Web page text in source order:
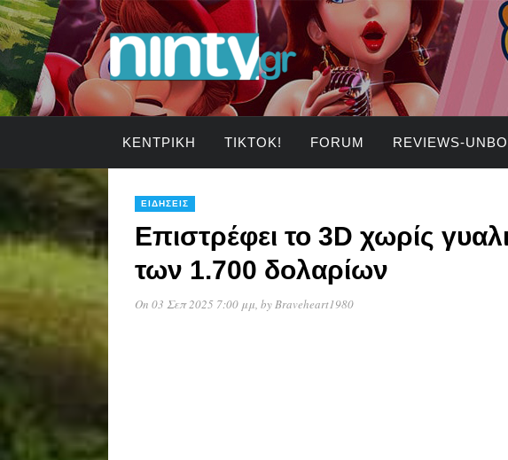
ΚΕΝΤΡΙΚΉ TIKTOK! FORUM REVIEWS-
ΕΙΔΉΣΕΙΣ
Επιστρέφει το 3D χωρίς
των 1.700 δολαρίων
On 03 Σεπ 2025 7:00 μμ, byBraveheart1980